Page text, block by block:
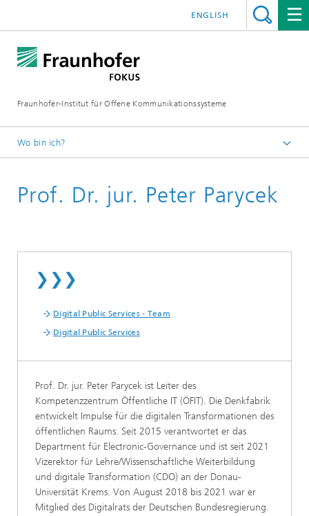
Fraunhofer-Institut für Offene Kommunikationssysteme
ENGLISH
Wo bin ich?
Mitarbeiter
Prof. Dr. jur. Peter Parycek
❯❯❯
Digital Public Services - Team
Digital Public Services
Prof. Dr. jur. Peter Parycek ist Leiter des
Kompetenzzentrum Öffentliche IT (ÖFIT). Die Denkfabrik
entwickelt Impulse für die digitalen Transformationen des
öffentlichen Raums. Seit 2015 verantwortet er das
Department für Electronic-Governance und ist seit 2021
Vizerektor für Lehre/Wissenschaftliche Weiterbildung
und digitale Transformation (CDO) an der Donau-
Universität Krems. Von August 2018 bis 2021 war er
Mitglied des Digitalrats der Deutschen Bundesregierung.